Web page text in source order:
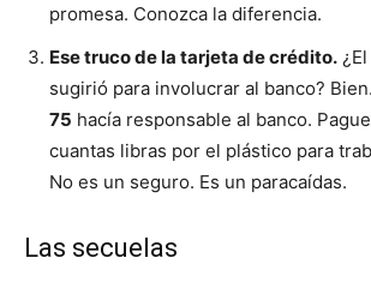
promesa. Conozca la diferencia.
Ese truco de la tarjeta de crédito.
sugirió para involucrar al banco?
75 hacía responsable al banco.
cuantas libras por el plástico para
No es un seguro. Es un paracaídas.
Las secuelas